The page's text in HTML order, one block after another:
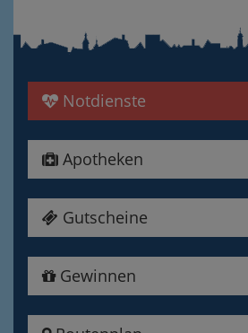
Notdienste
Apotheken
Gutscheine
Gewinnen